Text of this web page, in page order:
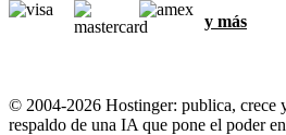
y más
© 2004-2026 Hostinger: publica, crece
respaldo de una IA que pone el poder